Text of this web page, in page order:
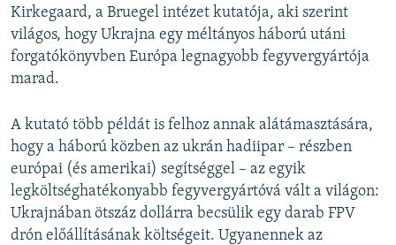
Kirkegaard, a Bruegel intézet kutatója, aki szerint
világos, hogy Ukrajna egy méltányos háború utáni
forgatókönyvben Európa legnagyobb fegyvergyártója
marad.
A kutató több példát is felhoz annak alátámasztására,
hogy a háború közben az ukrán hadiipar – részben
európai (és amerikai) segítséggel – az egyik
legköltséghatékonyabb fegyvergyártóvá vált a világon:
Ukrajnában ötszáz dollárra becsülik egy darab FPV
drón előállításának költségeit. Ugyanennek az